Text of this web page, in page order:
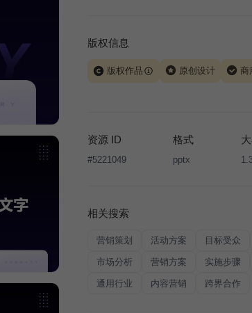
版权信息
版权作品 原创设计 商
让、出售或出租，未经投权许可任何人不
将接照我国著作权法的相关规定承担相应
资源 ID
#5221049
格式
pptx
相关搜索
营销策划 活动方案 目标受众
市场分析 营销方案 实施步骤
通用行业 内容营销 跨界合作